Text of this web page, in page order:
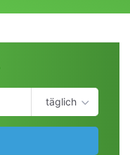
täglich